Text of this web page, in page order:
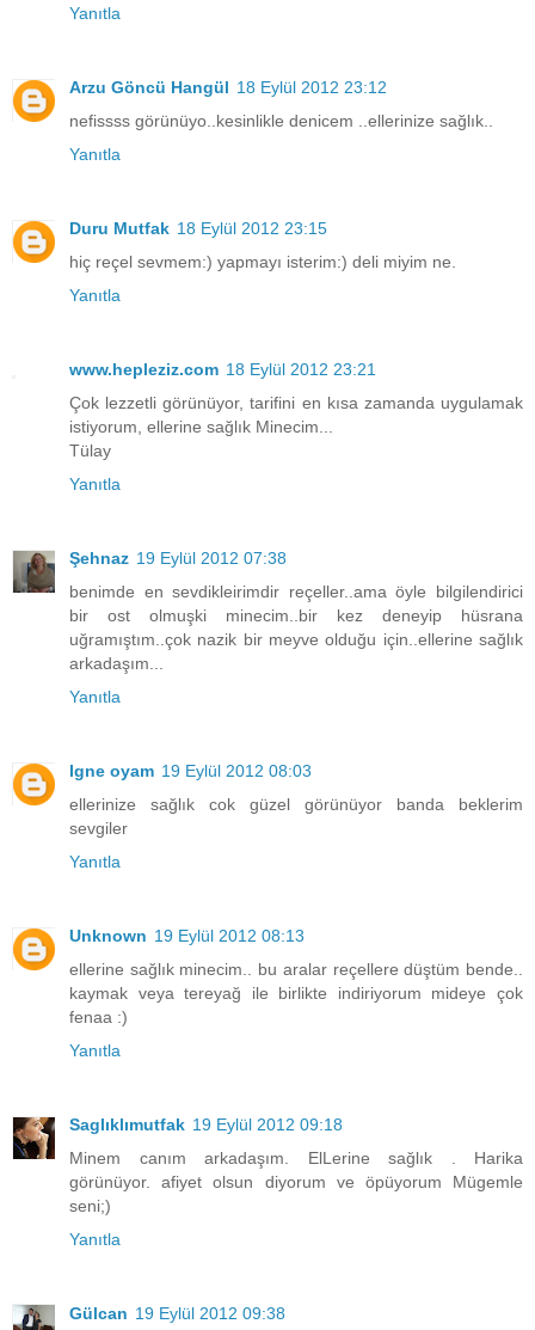
Yanıtla
Arzu Göncü Hangül 18 Eylül 2012 23:12
nefissss görünüyo..kesinlikle denicem ..ellerinize sağlık..
Yanıtla
Duru Mutfak 18 Eylül 2012 23:15
hiç reçel sevmem:) yapmayı isterim:) deli miyim ne.
Yanıtla
www.hepleziz.com 18 Eylül 2012 23:21
Çok lezzetli görünüyor, tarifini en kısa zamanda uygulamak
istiyorum, ellerine sağlık Minecim...
Tülay
Yanıtla
Şehnaz 19 Eylül 2012 07:38
benimde en sevdikleirimdir reçeller..ama öyle bilgilendirici
bir ost olmuşki minecim..bir kez deneyip hüsrana
uğramıştım..çok nazik bir meyve olduğu için..ellerine sağlık
arkadaşım...
Yanıtla
Igne oyam 19 Eylül 2012 08:03
ellerinize sağlık cok güzel görünüyor banda beklerim
sevgiler
Yanıtla
Unknown 19 Eylül 2012 08:13
ellerine sağlık minecim.. bu aralar reçellere düştüm bende..
kaymak veya tereyağ ile birlikte indiriyorum mideye çok
fenaa :)
Yanıtla
Saglıklımutfak 19 Eylül 2012 09:18
Minem canım arkadaşım. ElLerine sağlık . Harika
görünüyor. afiyet olsun diyorum ve öpüyorum Mügemle
seni;)
Yanıtla
Gülcan 19 Eylül 2012 09:38